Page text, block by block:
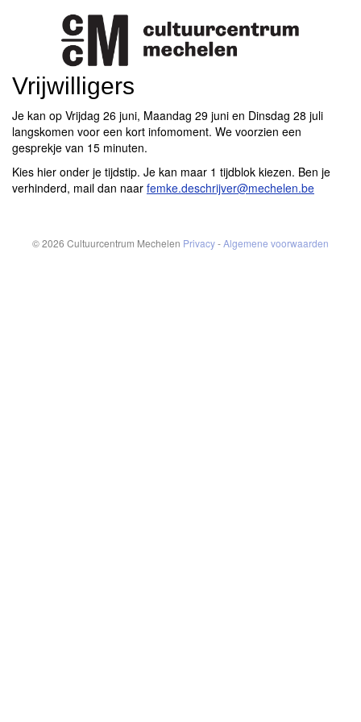
Vrijwilligers
Je kan op Vrijdag 26 juni, Maandag 29 juni en Dinsdag 28 juli
langskomen voor een kort infomoment. We voorzien een
gesprekje van 15 minuten.
Kies hier onder je tijdstip. Je kan maar 1 tijdblok kiezen. Ben je
verhinderd, mail dan naar femke.deschrijver@mechelen.be
© 2026 Cultuurcentrum Mechelen Privacy-Algemene voorwaarden